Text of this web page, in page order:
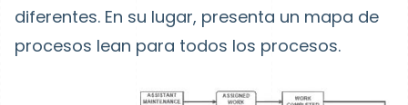
diferentes. En su lugar, presenta un mapa de
procesos lean para todos los procesos.